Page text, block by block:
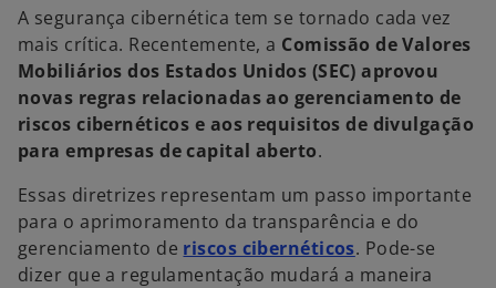
v
g
i
v
g
u
i
v
g
i
A segurança cibernética tem se tornado cada vez
mais crítica. Recentemente, a Comissão de Valores
Mobiliários dos Estados Unidos (SEC) aprovou
novas regras relacionadas ao gerenciamento de
riscos cibernéticos e aos requisitos de divulgação
para empresas de capital aberto.
Essas diretrizes representam um passo importante
para o aprimoramento da transparência e do
gerenciamento de riscos cibernéticos. Pode-se
dizer que a regulamentação mudará a maneira